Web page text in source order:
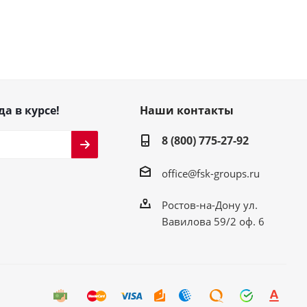
в курсе!
Наши контакты
8 (800) 775-27-92
office@fsk-groups.ru
Ростов-на-Дону ул.
Вавилова 59/2 оф. 6